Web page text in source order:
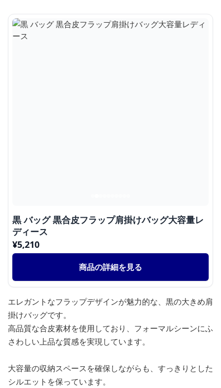
黒 バッグ 黒合皮フラップ肩掛けバッグ大容量レ
ディース
¥5,210
商品の詳細を見る
エレガントなフラップデザインが魅力的な、黒の大きめ肩
掛けバッグです。
高品質な合皮素材を使用しており、フォーマルシーンにふ
さわしい上品な質感を実現しています。
大容量の収納スペースを確保しながらも、すっきりとした
シルエットを保っています。